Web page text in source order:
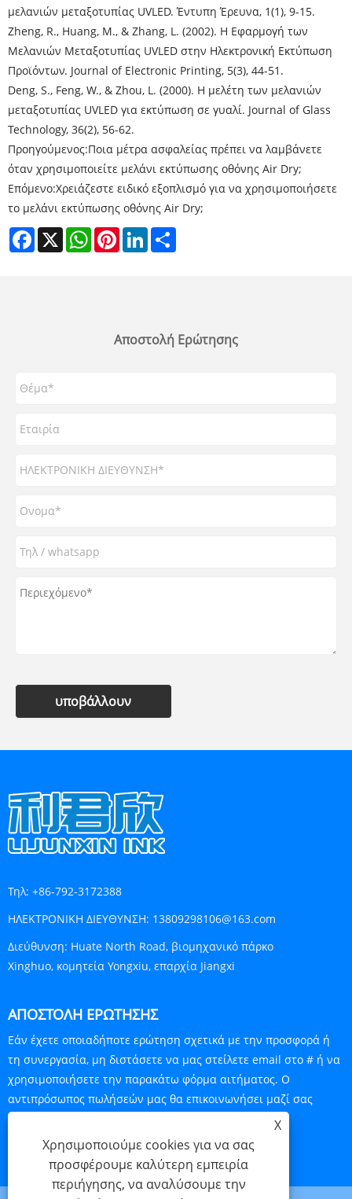
μελανιών μεταξοτυπίας UVLED. Έντυπη Έρευνα, 1(1), 9-15.
Zheng, R., Huang, Μ., & Zhang, L. (2002). Η Εφαρμογή των
Μελανιών Μεταξοτυπίας UVLED στην Ηλεκτρονική Εκτύπωση
Προϊόντων. Journal of Electronic Printing, 5(3), 44-51.
Deng, S., Feng, W., & Zhou, L. (2000). Η μελέτη των μελανιών
μεταξοτυπίας UVLED για εκτύπωση σε γυαλί. Journal of Glass
Technology, 36(2), 56-62.
Προηγούμενος:Ποια μέτρα ασφαλείας πρέπει να λαμβάνετε
όταν χρησιμοποιείτε μελάνι εκτύπωσης οθόνης Air Dry;
Επόμενο:Χρειάζεστε ειδικό εξοπλισμό για να χρησιμοποιήσετε
το μελάνι εκτύπωσης οθόνης Air Dry;
Facebook
X WhatsAppPinterestLinkedIn
Αποστολή Ερώτησης
υποβάλλουν
Τηλ: +86-792-3172388
ΗΛΕΚΤΡΟΝΙΚΗ ΔΙΕΥΘΥΝΣΗ: 13809298106@163.com
Διεύθυνση: Huate North Road, βιομηχανικό πάρκο
Xinghuo, κομητεία Yongxiu, επαρχία Jiangxi
ΑΠΟΣΤΟΛΉ ΕΡΏΤΗΣΗΣ
Εάν έχετε οποιαδήποτε ερώτηση σχετικά με την προσφορά ή
τη συνεργασία, μη διστάσετε να μας στείλετε email στο # ή να
χρησιμοποιήσετε την παρακάτω φόρμα αιτήματος. Ο
αντιπρόσωπος πωλήσεών μας θα επικοινωνήσει μαζί σας
εντός 24 ωρών.
ΕΡΕΥΝΑ ΤΩΡΑ
X
Χρησιμοποιούμε cookies για να σας
προσφέρουμε καλύτερη εμπειρία
περιήγησης, να αναλύσουμε την